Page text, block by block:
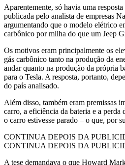
Aparentemente, só havia uma
publicada pelo analista de empresas
argumentando que o modelo elétrico
carbônico por milha do que um Jeep
Os motivos eram principalmente os
gás carbônico tanto na produção da
andar quanto na produção da própria
para o Tesla. A resposta, portanto,
do país analisado.
Além disso, também eram premissas
carro, a eficiência da bateria e a perda
o carro estivesse parado – o que, por
CONTINUA DEPOIS DA
CONTINUA DEPOIS DA
A tese demandava o que Howard